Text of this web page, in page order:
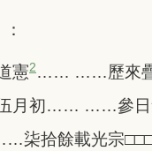
憲2…… ……歷來疊
月初…… ……參
拾餘載光宗□□□